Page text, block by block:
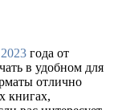
2023 года от
в удобном для
отлично
книгах,